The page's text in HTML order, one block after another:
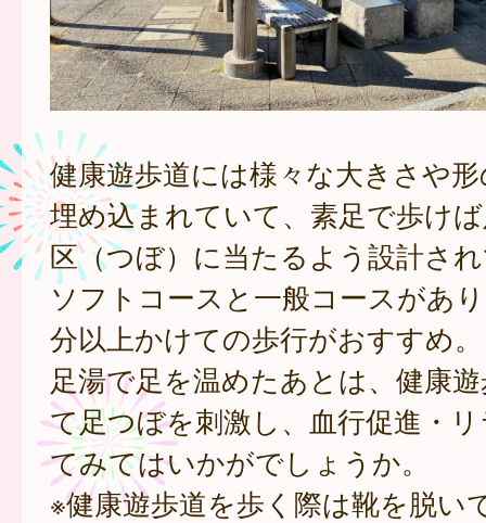
健康遊歩道には様々な大きさや
埋め込まれていて、素足で歩け
区（つぼ）に当たるよう設計さ
ソフトコースと一般コースがあ
分以上かけての歩行がおすすめ。
足湯で足を温めたあとは、健康
て足つぼを刺激し、血行促進・
てみてはいかがでしょうか。
※健康遊歩道を歩く際は靴を脱い